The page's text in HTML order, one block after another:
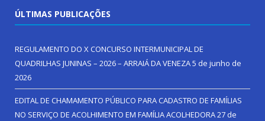
ÚLTIMAS PUBLICAÇÕES
REGULAMENTO DO X CONCURSO INTERMUNICIPAL DE
QUADRILHAS JUNINAS – 2026 – ARRAIÁ DA VENEZA5 de junho de
2026
EDITAL DE CHAMAMENTO PÚBLICO PARA CADASTRO DE FAMÍLIAS
NO SERVIÇO DE ACOLHIMENTO EM FAMÍLIA ACOLHEDORA27 de